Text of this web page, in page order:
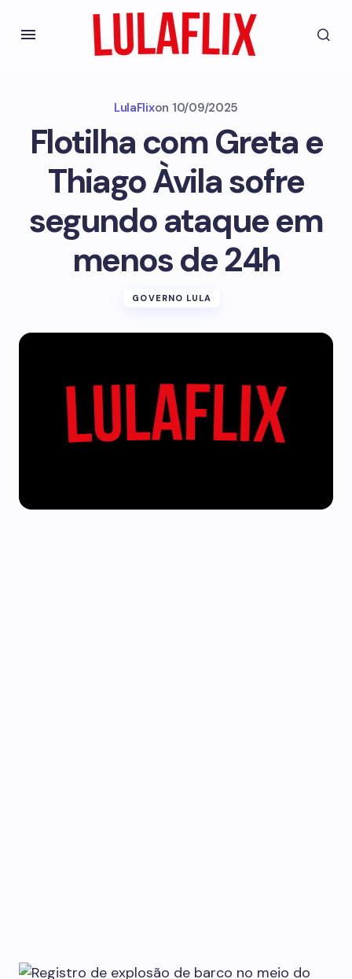
LulaFlixon 10/09/2025
Flotilha com Greta e
Thiago Àvila sofre
segundo ataque em
menos de 24h
GOVERNO LULA